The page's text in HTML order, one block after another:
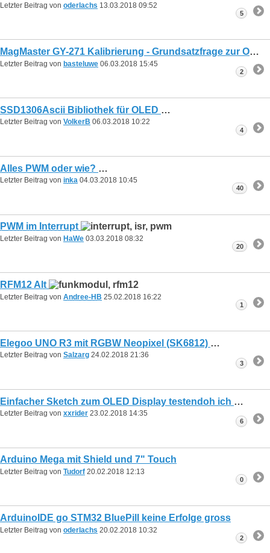
Letzter Beitrag von oderlachs 13.03.2018 09:52
5
MagMaster GY-271 Kalibrierung - Grundsatzfrage zur Orientierung
Letzter Beitrag von basteluwe 06.03.2018 15:45
2
SSD1306Ascii Bibliothek für OLED
Letzter Beitrag von VolkerB 06.03.2018 10:22
4
Alles PWM oder wie?
Letzter Beitrag von inka 04.03.2018 10:45
40
PWM im Interrupt
Letzter Beitrag von HaWe 03.03.2018 08:32
20
RFM12 Alt
Letzter Beitrag von Andree-HB 25.02.2018 16:22
1
Elegoo UNO R3 mit RGBW Neopixel (SK6812)
Letzter Beitrag von Salzarg 24.02.2018 21:36
3
Einfacher Sketch zum OLED Display testendoh ich
Letzter Beitrag von xxrider 23.02.2018 14:35
6
Arduino Mega mit Shield und 7" Touch
Letzter Beitrag von Tudorf 20.02.2018 12:13
0
ArduinoIDE go STM32 BluePill keine Erfolge gross
Letzter Beitrag von oderlachs 20.02.2018 10:32
2